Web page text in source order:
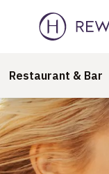
Restaurant & Bar